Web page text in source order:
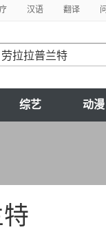
汉语 翻译
综艺 动漫